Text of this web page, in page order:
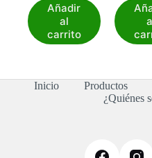
Añadir
al
carrito
Inicio Productos
¿Quiénes